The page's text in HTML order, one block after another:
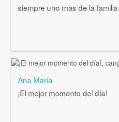
siempre uno mas de la familia
Ana María
¡El mejor momento del día!